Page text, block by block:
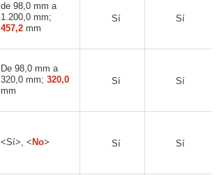
de 98,0 mm a
1.200,0 mm;
457,2 mm
Sí Sí
De 98,0 mm a
320,0 mm; 320,0
mm
Sí Sí
<Sí>, < No> Sí Sí